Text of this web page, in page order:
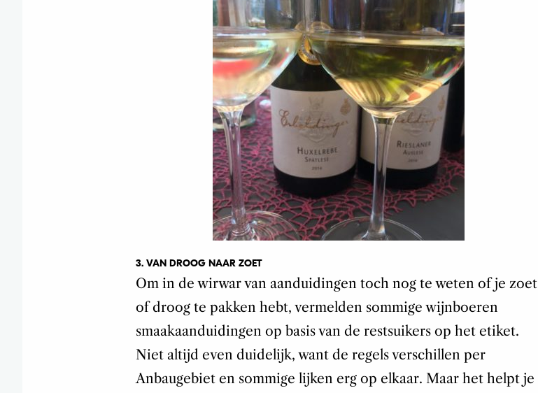
3. VAN DROOG NAAR ZOET
Om in de wirwar van aanduidingen toch nog te weten of je zoet
of droog te pakken hebt, vermelden sommige wijnboeren
smaakaanduidingen op basis van de restsuikers op het etiket.
Niet altijd even duidelijk, want de regels verschillen per
Anbaugebiet en sommige lijken erg op elkaar. Maar het helpt je